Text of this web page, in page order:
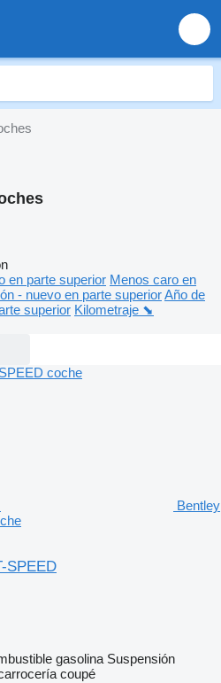
en parte superior Menos caro en
- nuevo en parte superiorAño de
superior Kilometraje ⬊
Bentley
SPEED
gasolina Suspensión
coupé